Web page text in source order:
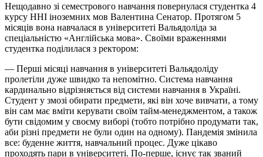
Нещодавно зі семестрового навчання повернулася студентка 4
курсу ННІ іноземних мов Валентина Сенатор. Протягом 5
місяців вона навчалася в університеті Вальядоліда за
спеціальністю «Англійська мова». Своїми враженнями
студентка поділилася з ректором:
— Перші місяці навчання в університеті Вальядоліду
пролетіли дуже швидко та непомітно. Система навчання
кардинально відрізняється від системи навчання в Україні.
Студент у змозі обирати предмети, які він хоче вивчати, а тому
він сам має вміти керувати своїм тайм-менеджментом, а також
бути свідомим у своєму виборі (тобто потрібно продумати так,
аби різні предмети не були один на одному). Пандемія змінила
все: буденне життя, навчальний процес. Дуже цікаво
проходять пари в університеті. По-перше, існує так званий